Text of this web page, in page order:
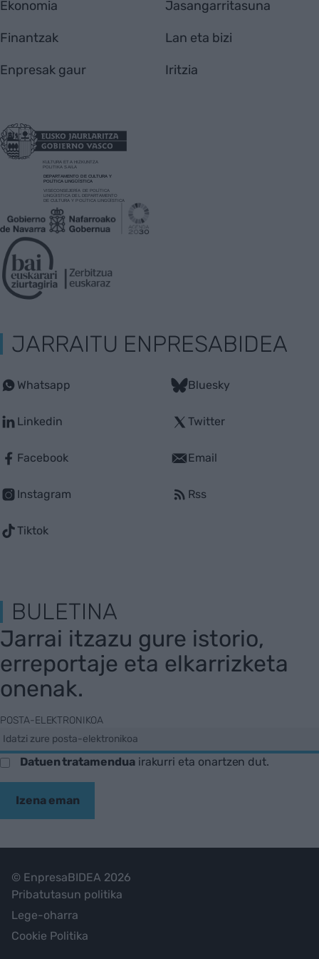
Ekonomia
Finantzak
Enpresak gaur
Jasangarritasuna
Lan eta bizi
Iritzia
JARRAITU ENPRESABIDEA
Whatsapp
Linkedin
Facebook
Instagram
Tiktok
Bluesky
Twitter
Email
Rss
BULETINA
Jarrai itzazu gure istorio,
erreportaje eta elkarrizketa
onenak.
POSTA-ELEKTRONIKOA
Datuen tratamenduairakurri eta onartzen dut.
Izena eman
© EnpresaBIDEA 2026
Pribatutasun politika
Lege-oharra
Cookie Politika